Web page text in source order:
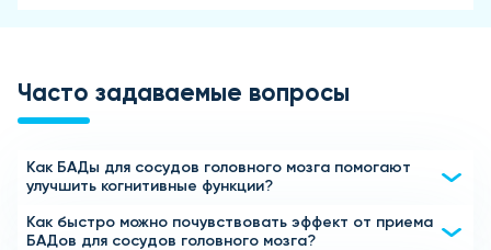
Часто задаваемые вопросы
Как БАДы для сосудов головного мозга помогают
улучшить когнитивные функции?
БАДы для сосудов головного мозга содержат
Как быстро можно почувствовать эффект от приема
БАДов для сосудов головного мозга?